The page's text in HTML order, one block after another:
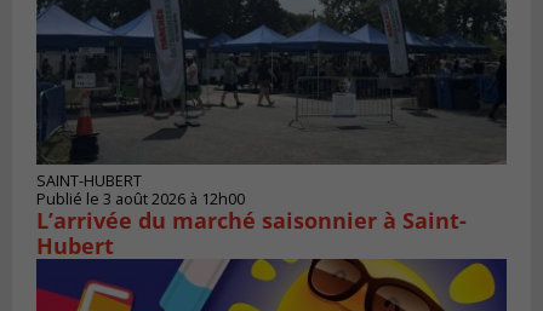
SAINT-HUBERT
Publié le 3 août 2026 à 12h00
L’arrivée du marché saisonnier à Saint-
Hubert